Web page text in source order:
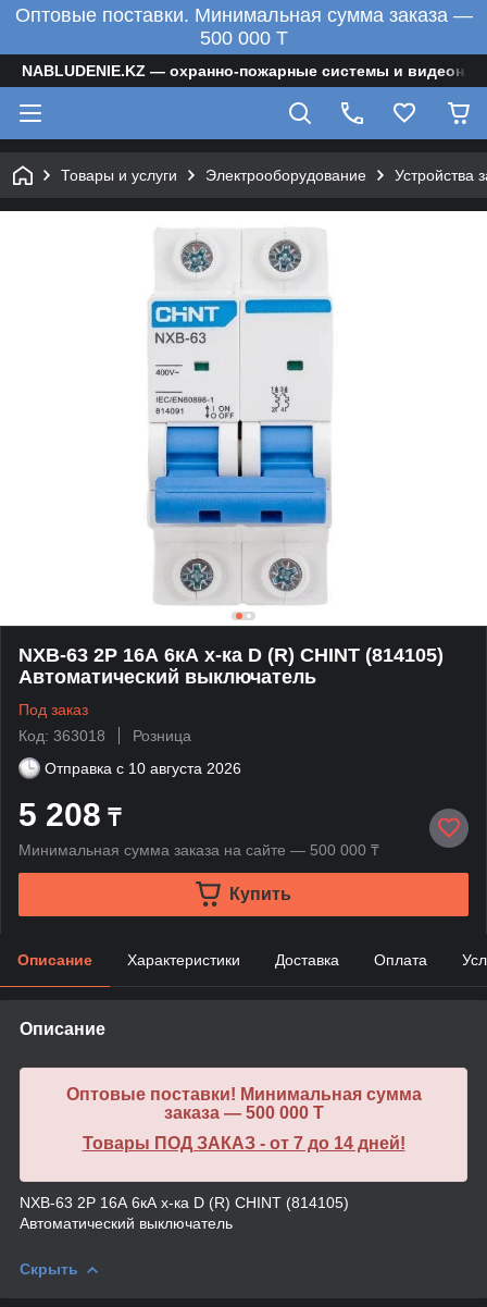
Оптовые поставки. Минимальная сумма заказа —
500 000 T
NABLUDENIE.KZ — охранно-пожарные системы и
Товары и услуги Электрооборудование Устройства
NXB-63 2P 16А 6кА х-ка D (R) CHINT (814105)
Автоматический выключатель
Под заказ
Код: 363018
Розница
Отправка с 10 августа 2026
5 208 ₸
Минимальная сумма заказа на сайте — 500 000 ₸
Купить
Описание Характеристики Доставка Оплата
Описание
Оптовые поставки! Минимальная сумма
заказа — 500 000 T
Товары ПОД ЗАКАЗ - от 7 до 14 дней!
NXB-63 2P 16А 6кА х-ка D (R) CHINT (814105)
Автоматический выключатель
Скрыть